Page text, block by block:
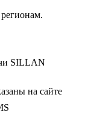
SILLAN
на сайте